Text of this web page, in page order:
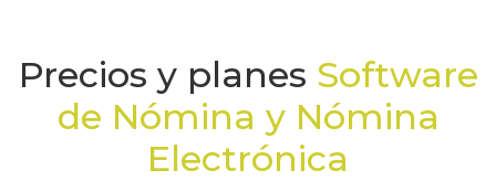
Precios y planes Software
de Nómina y Nómina
Electrónica